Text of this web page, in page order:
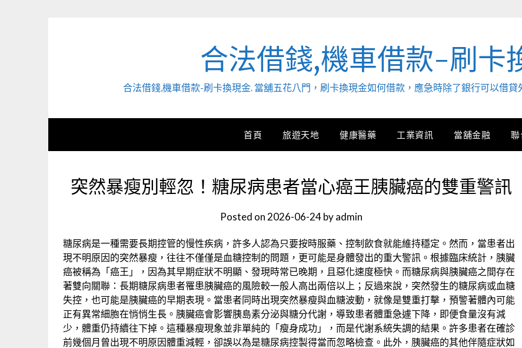
合法借錢,機車借款-刷卡
合法借錢,機車借款-刷卡換現金. 當舖五花八門，刷卡換現金如何借款，應急時除了銀行可以借
首頁 旅遊天地 健康醫藥 工業資訊 當舖金融 聯
突然暴瘦別輕忽！糖尿病患者當心癌王胰臟癌的雙重警訊
Posted on 2026-06-24byadmin
糖尿病是一種需要長期控管的慢性疾病，許多人認為只要按時服藥、控制飲食就能維持穩定。然而，當患者出
現不明原因的突然暴瘦，往往不僅僅是血糖控制的問題，更可能是身體發出的重大警訊。根據臨床統計，胰臟
癌被稱為「癌王」，因為其早期症狀不明顯、發現時常已晚期，且惡化速度極快。而糖尿病與胰臟癌之間存在
著雙向關聯：長期糖尿病患者罹患胰臟癌的風險較一般人高出兩倍以上；反過來說，突然發生的糖尿病或血糖
失控，也可能是胰臟癌的早期表現。當患者同時出現突然暴瘦與血糖波動，就像是雙重打擊，預警著體內可能
正有異常細胞在悄悄生長。胰臟癌會影響胰島素分泌與糖分代謝，導致患者體重急遽下降，即便食量沒有減
少，體重仍持續往下掉。這種暴瘦現象並非單純的「瘦身成功」，而是代謝系統失調的結果。許多患者在確診
前幾個月曾出現不明原因體重減輕，卻誤以為是糖尿病控製得當而忽略檢查。此外，胰臟癌的其他伴隨症狀如